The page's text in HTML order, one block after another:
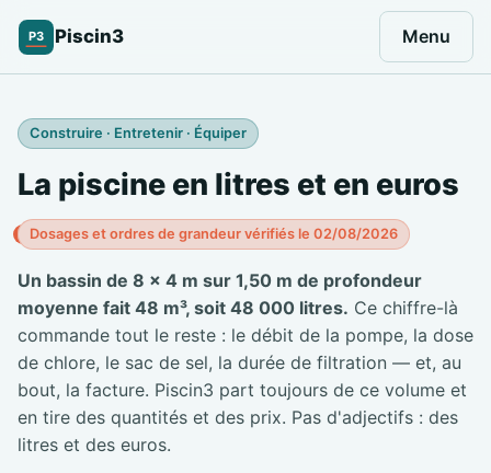
P3 Piscin3 Menu
Construire · Entretenir · Équiper
La piscine en litres et en euros
Dosages et ordres de grandeur vérifiés le 02/08/2026
Un bassin de 8 × 4 m sur 1,50 m de profondeur
moyenne fait 48 m³, soit 48 000 litres. Ce chiffre-là
commande tout le reste : le débit de la pompe, la dose
de chlore, le sac de sel, la durée de filtration — et, au
bout, la facture. Piscin3 part toujours de ce volume et
en tire des quantités et des prix. Pas d'adjectifs : des
litres et des euros.